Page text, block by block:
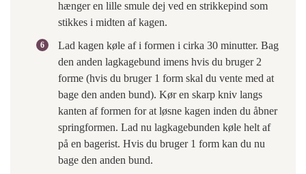
hænger en lille smule dej ved en strikkepind som
stikkes i midten af kagen.
Lad kagen køle af i formen i cirka 30 minutter. Bag
den anden lagkagebund imens hvis du bruger 2
forme (hvis du bruger 1 form skal du vente med at
bage den anden bund). Kør en skarp kniv langs
kanten af formen for at løsne kagen inden du åbner
springformen. Lad nu lagkagebunden køle helt af
på en bagerist. Hvis du bruger 1 form kan du nu
bage den anden bund.